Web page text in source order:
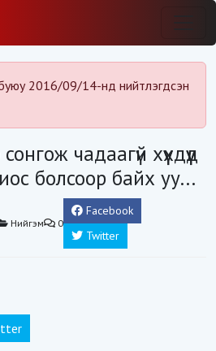
2016/09/14-нд нийтлэгдсэн
чадаагүй хүүхдүүд
болсоор байх уу...
Нийгэм 0
Facebook
Twitter